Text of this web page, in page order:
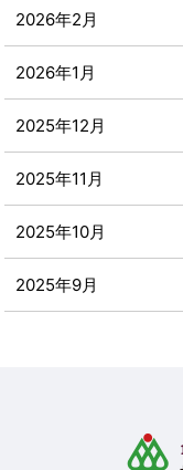
2026年2月
2026年1月
2025年12月
2025年11月
2025年10月
2025年9月